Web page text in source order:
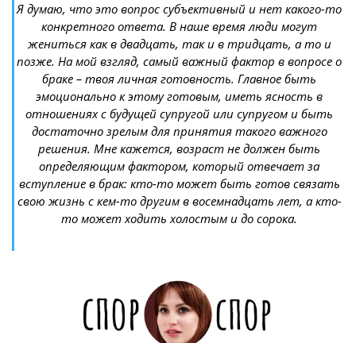
Я думаю, что это вопрос субъективный и нет какого-то
конкретного ответа. В наше время люди могут
жениться как в двадцать, так и в тридцать, а то и
позже. На мой взгляд, самый важный фактор в вопросе о
браке – твоя личная готовность. Главное быть
эмоционально к этому готовым, иметь ясность в
отношениях с будущей супругой или супругом и быть
достаточно зрелым для принятия такого важного
решения. Мне кажется, возраст не должен быть
определяющим фактором, который отвечает за
вступление в брак: кто-то может быть готов связать
свою жизнь с кем-то другим в восемнадцать лет, а кто-
то может ходить холостым и до сорока.